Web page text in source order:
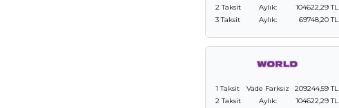
2 Taksit
Aylık:
104622,29 TL
3 Taksit
Aylık: 69748,20 TL
1 Taksit Vade Farksız
209244,59 TL
2 Taksit
Aylık:
104622,29 TL